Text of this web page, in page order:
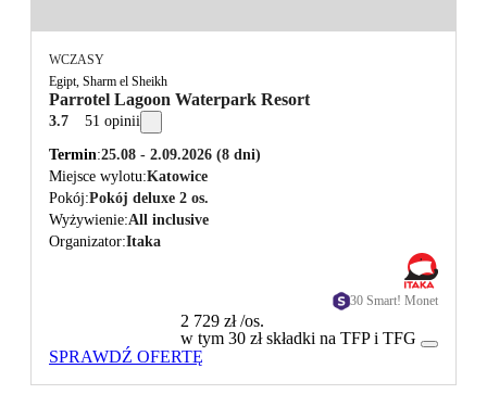
WCZASY
Egipt, Sharm el Sheikh
Parrotel Lagoon Waterpark Resort
3.7 51 opinii
Termin 25.08 - 2.09.2026 (8 dni)
Miejsce wylotu Katowice
Pokój Pokój deluxe 2 os.
Wyżywienie All inclusive
Organizator Itaka
30 Smart! Monet
2 729 zł/os.
w tym 30 zł składki na TFP i TFG
SPRAWDŹ OFERTĘ